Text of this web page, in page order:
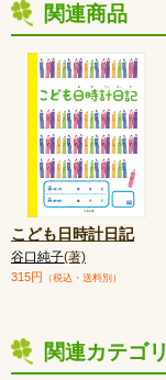
関連商品
こども日時計日記
谷口純子(著)
315円 （税込・送料別）
関連カテゴリ